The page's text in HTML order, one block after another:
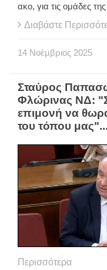
ακο, για τις ομάδες
Διαβάστε
14 Νοέμβριος 2025
Σταύρος
Φλώρινας ΝΔ:
επιμονή να
του τόπου μας"...
Περισσότερα